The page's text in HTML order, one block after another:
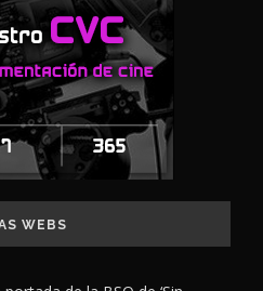
WEBS